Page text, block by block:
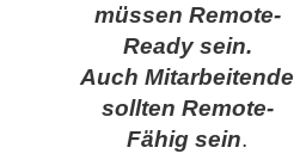
müssen Remote-
Ready sein.
Auch Mitarbeitende
sollten Remote-
Fähig sein.